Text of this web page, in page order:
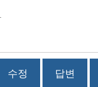
수정 답변